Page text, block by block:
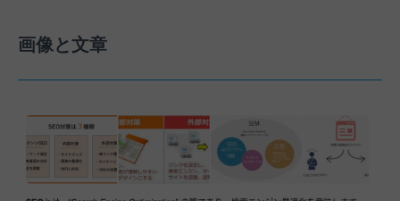
画像と文章